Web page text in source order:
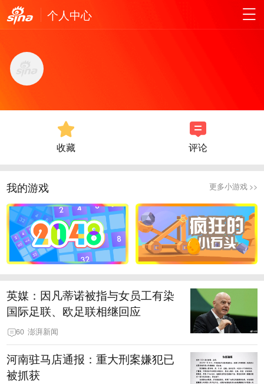
个人中心
收藏 评论
我的游戏 更多小游戏 >>
英媒：因凡蒂诺被指与女员工有染
国际足联、欧足联相继回应
60 澎湃新闻
河南驻马店通报：重大刑案嫌犯已
被抓获